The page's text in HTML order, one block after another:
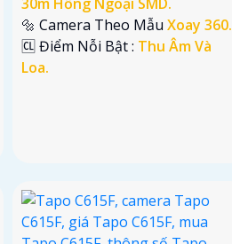
🔩 Camera Theo Mẫu Xoay 360.
️🆑 Điểm Nỗi Bật : Thu Âm Và
Loa.